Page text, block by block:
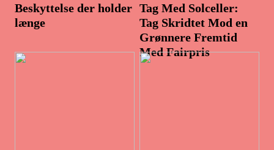
Beskyttelse der holder
længe
Tag Med Solceller:
Tag Skridtet Mod en
Grønnere Fremtid
Med Fairpris